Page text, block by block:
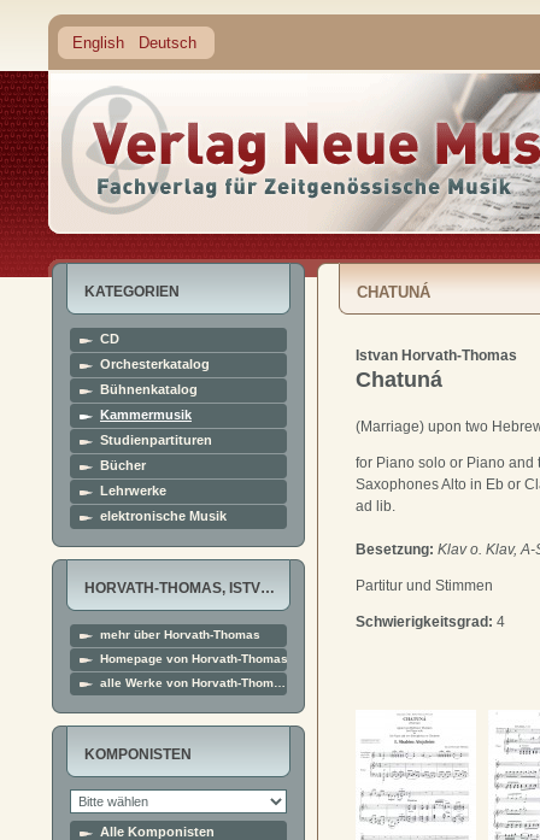
English Deutsch
KATEGORIEN
CD
Orchesterkatalog
Bühnenkatalog
Kammermusik
Studienpartituren
Bücher
Lehrwerke
elektronische Musik
HORVATH-THOMAS, ISTV…
mehr über Horvath-Thomas
Homepage von Horvath-Thomas
alle Werke von Horvath-Thom…
KOMPONISTEN
Alle Komponisten
CHATUNÁ
Istvan Horvath-Thomas
Chatuná
(Marriage) upon two
for Piano solo or Piano and
Saxophones Alto in Eb or
ad lib.
Besetzung: Klav o. Klav,
Partitur und Stimmen
Schwierigkeitsgrad: 4